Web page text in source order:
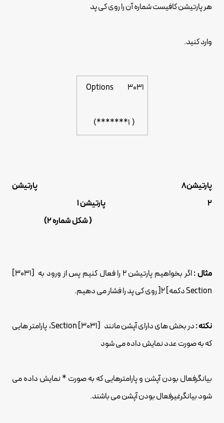
هر پارتیشن کافیست شماره آن را روی کی پد
وارد کنید.
3031 Options
( 1*******)
پارتیشن8 پارتیشن
2 پارتیشن 1
( شکل شماره 2)
مثال :
اگر بخواهیم پارتیشن 2 را فعال کنیم پس از ورود به [3031]
Section دکمه] 2[ روی کی پد را فشار می دهیم.
نکته :
در بخش های دارای آپشن مانند [3031] Section، پارامتر هایی
که به صورت عدد نمایش داده می شود
بیانگرفعال بودن آپشن و پارامترهایی که به صورت * نمایش داده می
شود بیانگرغیرفعال بودن آپشن می باشند.